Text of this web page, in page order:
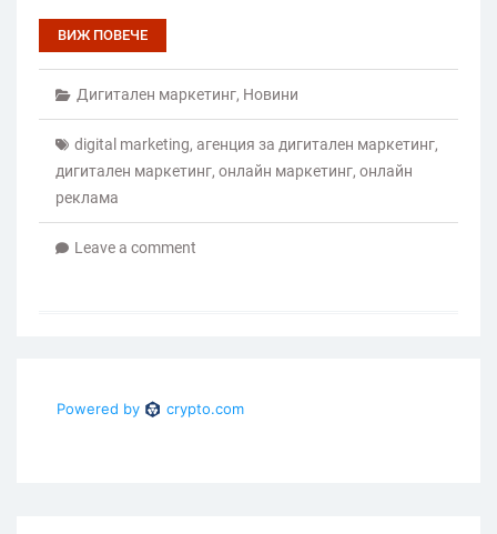
ВИЖ ПОВЕЧЕ
Дигитален маркетинг, Новини
digital marketing, агенция за дигитален маркетинг,
дигитален маркетинг, онлайн маркетинг, онлайн
реклама
Leave a comment